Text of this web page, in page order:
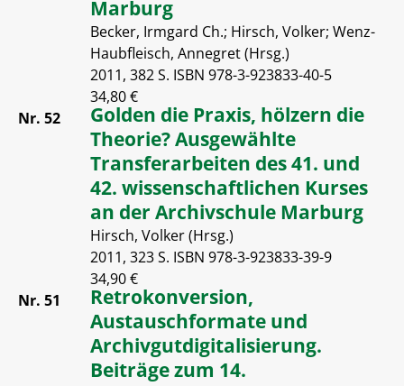
Marburg
Becker, Irmgard Ch.; Hirsch, Volker; Wenz-
Haubfleisch, Annegret (Hrsg.)
2011, 382 S. ISBN 978-3-923833-40-5
34,80 €
Nr. 52
Golden die Praxis, hölzern die
Theorie? Ausgewählte
Transferarbeiten des 41. und
42. wissenschaftlichen Kurses
an der Archivschule Marburg
Hirsch, Volker (Hrsg.)
2011, 323 S. ISBN 978-3-923833-39-9
34,90 €
Nr. 51
Retrokonversion,
Austauschformate und
Archivgutdigitalisierung.
Beiträge zum 14.